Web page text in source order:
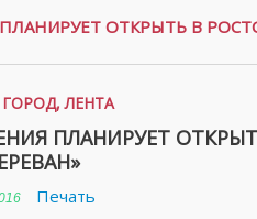
ОТКРЫТЬ В
ГОРОД,ЛЕНТА
ПЛАНИРУЕТ
Печать